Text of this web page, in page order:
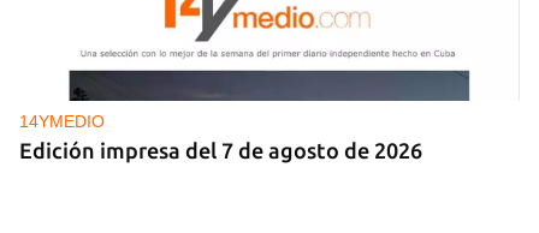
14YMEDIO
Edición impresa del 7 de agosto de 2026